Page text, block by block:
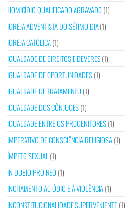
HOMICÍDIO QUALIFICADO AGRAVADO (1)
IGREJA ADVENTISTA DO SÉTIMO DIA(1)
IGREJA CATÓLICA(1)
IGUALDADE DE DIREITOS E DEVERES(1)
IGUALDADE DE OPORTUNIDADES(1)
IGUALDADE DE TRATAMENTO (1)
IGUALDADE DOS CÔNJUGES(1)
IGUALDADE ENTRE OS PROGENITORES(1)
IMPERATIVO DE CONSCIÊNCIA RELIGIOSA(1)
ÍMPETO SEXUAL (1)
IN DUBIO PRO REO (1)
INCITAMENTO AO ÓDIO E À VIOLÊNCIA(1)
INCONSTITUCIONALIDADE SUPERVENIENTE(1)